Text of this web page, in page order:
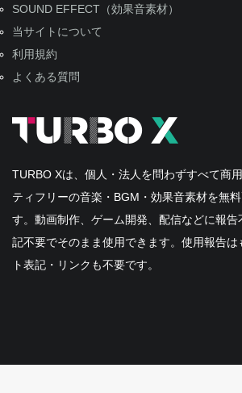
SOUND EFFECT（効果音素材）
当サイトについて
利用規約
よくある質問
TURBO Xは、個人・法人を問わずすべて商
ティフリーの音楽・BGM・効果音素材を無
す。動画制作、ゲーム開発、配信などに報告
記不要でそのまま使用できます。使用報告は
ト表記・リンクも不要です。